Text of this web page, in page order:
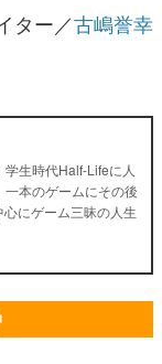
ター／古嶋誉幸
生時代Half-Lifeに人
本のゲームにその後
にゲーム三昧の人生